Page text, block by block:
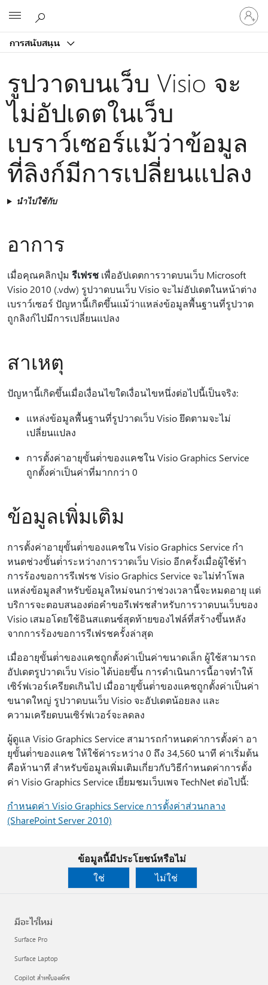
การสนับสนุน
ลงชื่อ
เข้า
บัญชี
คุณ
รูปวาดบนเว็บ Visio จะ
ไม่อัปเดตในเว็บ
เบราว์เซอร์แม้ว่าข้อมูล
ที่ลิงก์มีการเปลี่ยนแปลง
นำไปใช้กับ
อาการ
เมื่อคุณคลิกปุ่ม รีเฟรช เพื่ออัปเดตการวาดบนเว็บ Microsoft
Visio 2010 (.vdw) รูปวาดบนเว็บ Visio จะไม่อัปเดตในหน้าต่าง
เบราว์เซอร์ ปัญหานี้เกิดขึ้นแม้ว่าแหล่งข้อมูลพื้นฐานที่รูปวาด
ถูกลิงก์ไปมีการเปลี่ยนแปลง
สาเหตุ
ปัญหานี้เกิดขึ้นเมื่อเงื่อนไขใดเงื่อนไขหนึ่งต่อไปนี้เป็นจริง:
แหล่งข้อมูลพื้นฐานที่รูปวาดเว็บ Visio ยึดตามจะไม่
เปลี่ยนแปลง
การตั้งค่าอายุขั้นต่ําของแคชใน Visio Graphics Service
ถูกตั้งค่าเป็นค่าที่มากกว่า 0
ข้อมูลเพิ่มเติม
การตั้งค่าอายุขั้นต่ําของแคชใน Visio Graphics Service กํา
หนดช่วงขั้นต่ําระหว่างการวาดเว็บ Visio อีกครั้งเมื่อผู้ใช้ทํา
การร้องขอการรีเฟรช Visio Graphics Service จะไม่ทําโพล
แหล่งข้อมูลสําหรับข้อมูลใหม่จนกว่าช่วงเวลานี้จะหมดอายุ แต่
บริการจะตอบสนองต่อคําขอรีเฟรชสําหรับการวาดบนเว็บของ
Visio เสมอโดยใช้อินสแตนซ์สุดท้ายของไฟล์ที่สร้างขึ้นหลัง
จากการร้องขอการรีเฟรชครั้งล่าสุด
เมื่ออายุขั้นต่ําของแคชถูกตั้งค่าเป็นค่าขนาดเล็ก ผู้ใช้สามารถ
อัปเดตรูปวาดเว็บ Visio ได้บ่อยขึ้น การดําเนินการนี้อาจทําให้
เซิร์ฟเวอร์เครียดเกินไป เมื่ออายุขั้นต่ําของแคชถูกตั้งค่าเป็นค่า
ขนาดใหญ่ รูปวาดบนเว็บ Visio จะอัปเดตน้อยลง และ
ความเครียดบนเซิร์ฟเวอร์จะลดลง
ผู้ดูแล Visio Graphics Service สามารถกําหนดค่าการตั้งค่า อา
ยุขั้นต่ําของแคช ให้ใช้ค่าระหว่าง 0 ถึง 34,560 นาที ค่าเริ่มต้น
คือห้านาที สําหรับข้อมูลเพิ่มเติมเกี่ยวกับวิธีกําหนดค่าการตั้ง
ค่า Visio Graphics Service เยี่ยมชมเว็บเพจ TechNet ต่อไปนี้:
กําหนดค่า Visio Graphics Service การตั้งค่าส่วนกลาง
(SharePoint Server 2010)
ข้อมูลนี้มีประโยชน์หรือไม่
ใช่
ไม่ใช่
มีอะไรใหม่
Surface Pro
Surface Laptop
Copilot สำหรับองค์กร